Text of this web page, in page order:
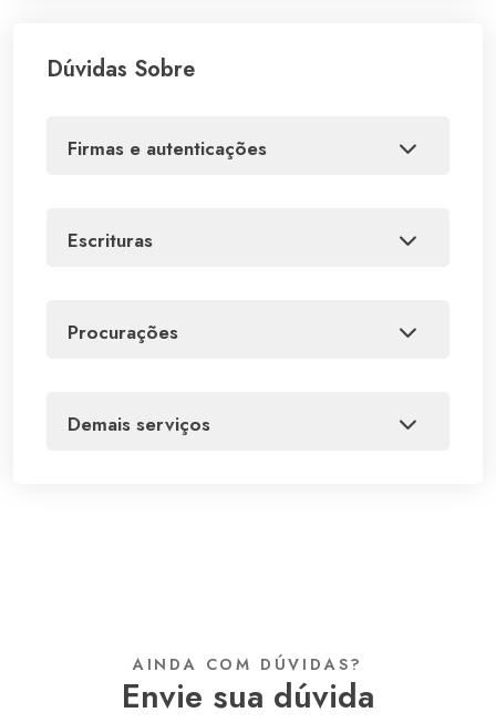
Dúvidas Sobre
firmas e autenticações
escrituras
procurações
demais serviços
AINDA COM DÚVIDAS?
envie sua dúvida